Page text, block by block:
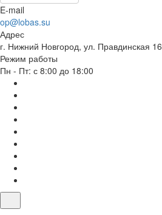
E-mail
op@lobas.su
Адрес
г. Нижний Новгород, ул. Правдинская 16
Режим работы
Пн - Пт: с 8:00 до 18:00